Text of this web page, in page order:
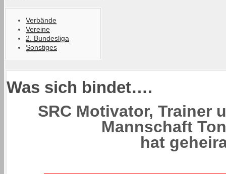
Verbände
Vereine
2. Bundesliga
Sonstiges
Was sich bindet….
SRC Motivator, Trainer
Mannschaft
hat